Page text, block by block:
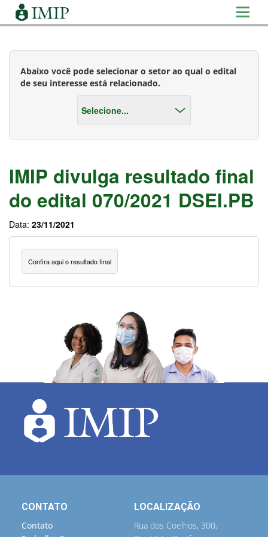
Abaixo você pode selecionar o setor ao qual o edital
de seu interesse está relacionado.
IMIP divulga resultado final
do edital 070/2021 DSEI.PB
Data: 23/11/2021
Confira aqui o resultado final
CONTATO
Contato
LOCALIZAÇÃO
Rua dos Coelhos, 300,